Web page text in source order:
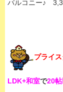
バルコニー♪
プライス
LDK+和室で20